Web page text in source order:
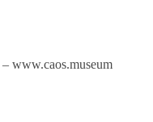
www.caos.museum